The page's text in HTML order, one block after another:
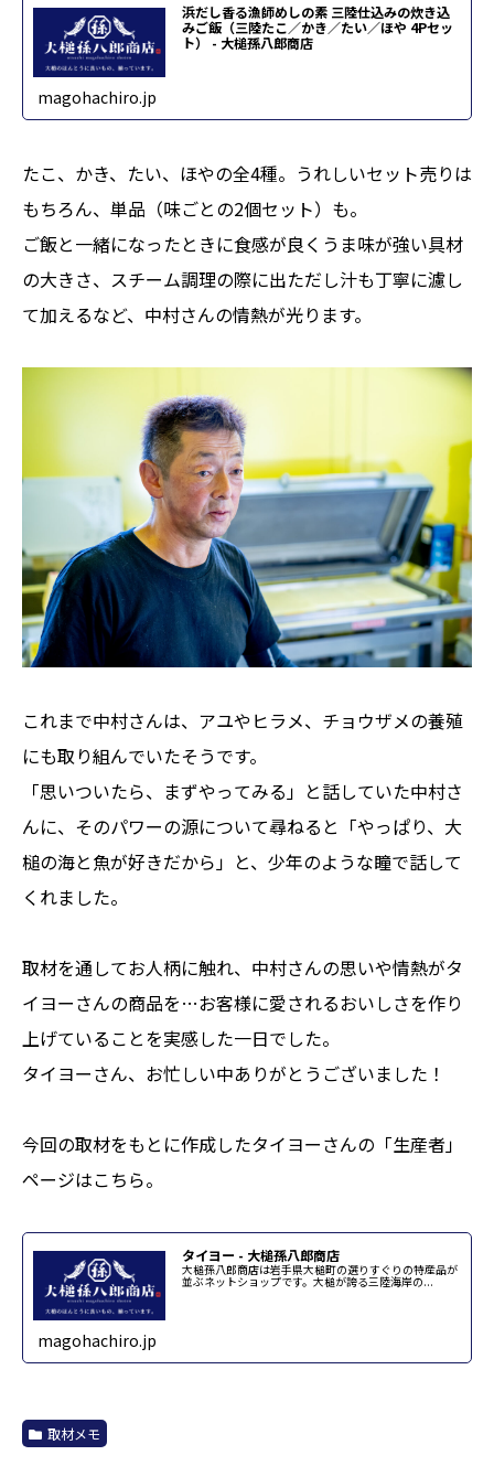
浜だし香る漁師めしの素 三陸仕込みの炊き込
みご飯（三陸たこ／かき／たい／ほや 4Pセッ
ト） - 大槌孫八郎商店
magohachiro.jp
たこ、かき、たい、ほやの全4種。うれしいセット売りは
もちろん、単品（味ごとの2個セット）も。
ご飯と一緒になったときに食感が良くうま味が強い具材
の大きさ、スチーム調理の際に出ただし汁も丁寧に濾し
て加えるなど、中村さんの情熱が光ります。
これまで中村さんは、アユやヒラメ、チョウザメの養殖
にも取り組んでいたそうです。
「思いついたら、まずやってみる」と話していた中村さ
んに、そのパワーの源について尋ねると「やっぱり、大
槌の海と魚が好きだから」と、少年のような瞳で話して
くれました。
取材を通してお人柄に触れ、中村さんの思いや情熱がタ
イヨーさんの商品を…お客様に愛されるおいしさを作り
上げていることを実感した一日でした。
タイヨーさん、お忙しい中ありがとうございました！
今回の取材をもとに作成したタイヨーさんの「生産者」
ページはこちら。
タイヨー - 大槌孫八郎商店
大槌孫八郎商店は岩手県大槌町の選りすぐりの特産品が
並ぶネットショップです。大槌が誇る三陸海岸の...
magohachiro.jp
取材メモ